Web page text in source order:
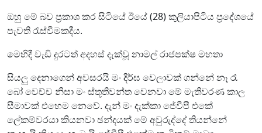
ඔහු මේ බව ප්‍රකාශ කර සිටියේ ඊයේ (28) කුලියාපිටිය ප්‍රදේශයේ
පැවති රැස්වීමකදීය.
මෙහිදී වැඩි දුරටත් අදහස් දැක්වූ නාමල් රාජපක්ෂ මහතා
සියලු දෙනාගෙන් අවසරයි මං දීර්ඝ වෙලාවක් ගන්නේ නෑ රෑ
බෝ වෙච්ච නිසා මං ස්තූතිවන්ත වෙනවා මේ මැතිවරණ කාල
සීමාවක් එහෙම නෙවේ. දැන් මං දැක්කා ජේවීපී එකේ
ලේකම්වරයා කියනවා ඡන්දයක් මේ අවුරුද්දේ තියන්නේ